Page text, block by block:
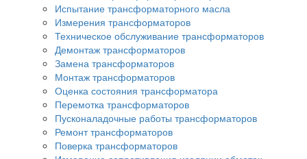
Испытание трансформаторного масла
Измерения трансформаторов
Техническое обслуживание трансформаторов
Демонтаж трансформаторов
Замена трансформаторов
Монтаж трансформаторов
Оценка состояния трансформатора
Перемотка трансформаторов
Пусконаладочные работы трансформаторов
Ремонт трансформаторов
Поверка трансформаторов